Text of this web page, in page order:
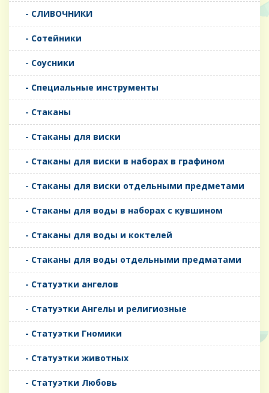
- СЛИВОЧНИКИ
- Сотейники
- Соусники
- Специальные инструменты
- Стаканы
- Стаканы для виски
- Стаканы для виски в наборах в графином
- Стаканы для виски отдельными предметами
- Стаканы для воды в наборах с кувшином
- Стаканы для воды и коктелей
- Стаканы для воды отдельными предматами
- Статуэтки ангелов
- Статуэтки Ангелы и религиозные
- Статуэтки Гномики
- Статуэтки животных
- Статуэтки Любовь